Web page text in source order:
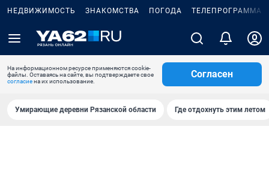
НЕДВИЖИМОСТЬ ЗНАКОМСТВА ПОГОДА ТЕЛЕПРОГРАММА
На информационном ресурсе применяются cookie-
файлы. Оставаясь на сайте, вы подтверждаете свое
согласиена их использование.
Согласен
Умирающие деревни Рязанской области Где отдохнуть этим летом